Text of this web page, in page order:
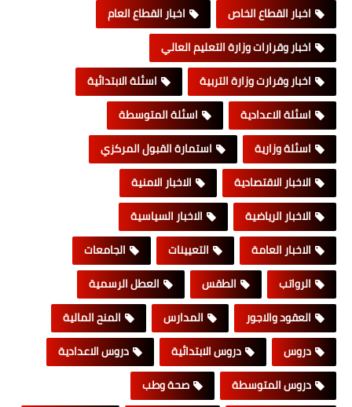
اخبار القطاع الخاص
اخبار القطاع العام
اخبار وقرارات وزارة التعليم العالي
اخبار وقرارت وزارة التربية
اسئلة الابتدائية
اسئلة الاعدادية
اسئلة المتوسطة
اسئلة وزارية
استمارة القبول المركزي
الاخبار الاقتصادية
الاخبار الامنية
الاخبار الرياضية
الاخبار السياسية
الاخبار العامة
التعيينات
الجامعات
الرواتب
الطقس
العطل الرسمية
العقود والاجور
المدارس
المنح المالية
دروس
دروس الابتدائية
دروس الاعدادية
دروس المتوسطة
صحة وطب